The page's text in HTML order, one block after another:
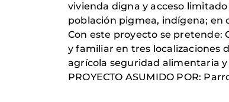
vivienda digna y acceso
población pigmea, indígena; en
Con este proyecto se
y familiar en tres localizaciones
agrícola seguridad alimentaria y
PROYECTO ASUMIDO POR: